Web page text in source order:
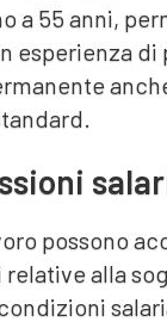
a 55 anni,
esperienza di
possono
alla